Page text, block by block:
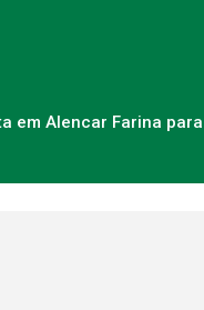
em Alencar Farina para